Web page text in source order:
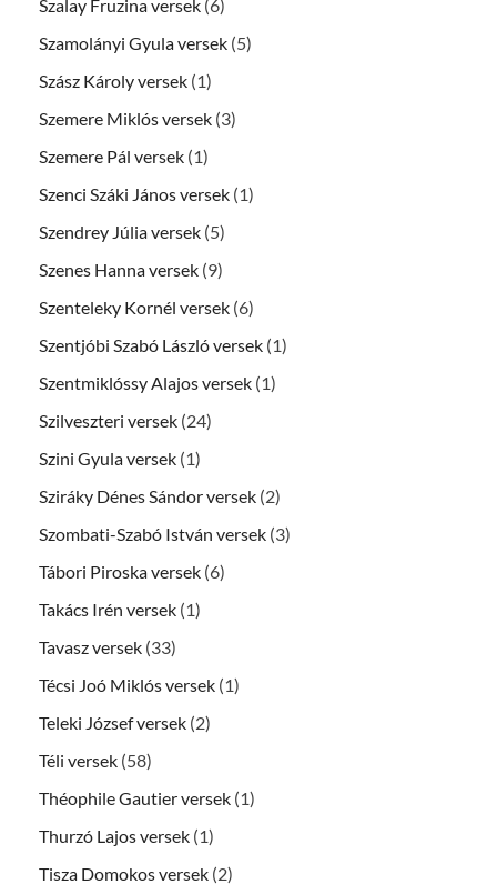
Szalay Fruzina versek (6)
Szamolányi Gyula versek (5)
Szász Károly versek (1)
Szemere Miklós versek (3)
Szemere Pál versek (1)
Szenci Száki János versek (1)
Szendrey Júlia versek (5)
Szenes Hanna versek (9)
Szenteleky Kornél versek (6)
Szentjóbi Szabó László versek (1)
Szentmiklóssy Alajos versek (1)
Szilveszteri versek (24)
Szini Gyula versek (1)
Sziráky Dénes Sándor versek (2)
Szombati-Szabó István versek (3)
Tábori Piroska versek (6)
Takács Irén versek (1)
Tavasz versek (33)
Técsi Joó Miklós versek (1)
Teleki József versek (2)
Téli versek (58)
Théophile Gautier versek (1)
Thurzó Lajos versek (1)
Tisza Domokos versek (2)